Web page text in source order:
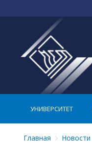
УНИВЕРСИТЕТ
Главная Новости